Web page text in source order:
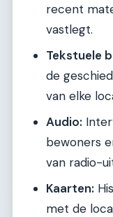
recent
vastlegt.
Tekstuele
de
van elke
Audio:
bewoners
van radio-
Kaarten:
met de